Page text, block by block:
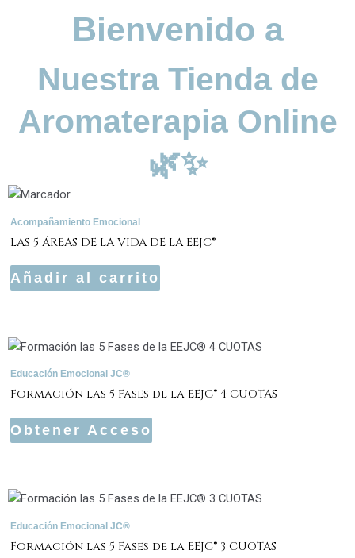
Bienvenido a
Nuestra Tienda de
Aromaterapia Online
🌿✨
Acompañamiento Emocional
LAS 5 ÁREAS DE LA VIDA DE LA EEJC®
Añadir al carrito
Educación Emocional JC®
Formación las 5 Fases de la EEJC® 4 CUOTAS
Obtener Acceso
Educación Emocional JC®
Formación las 5 Fases de la EEJC® 3 CUOTAS